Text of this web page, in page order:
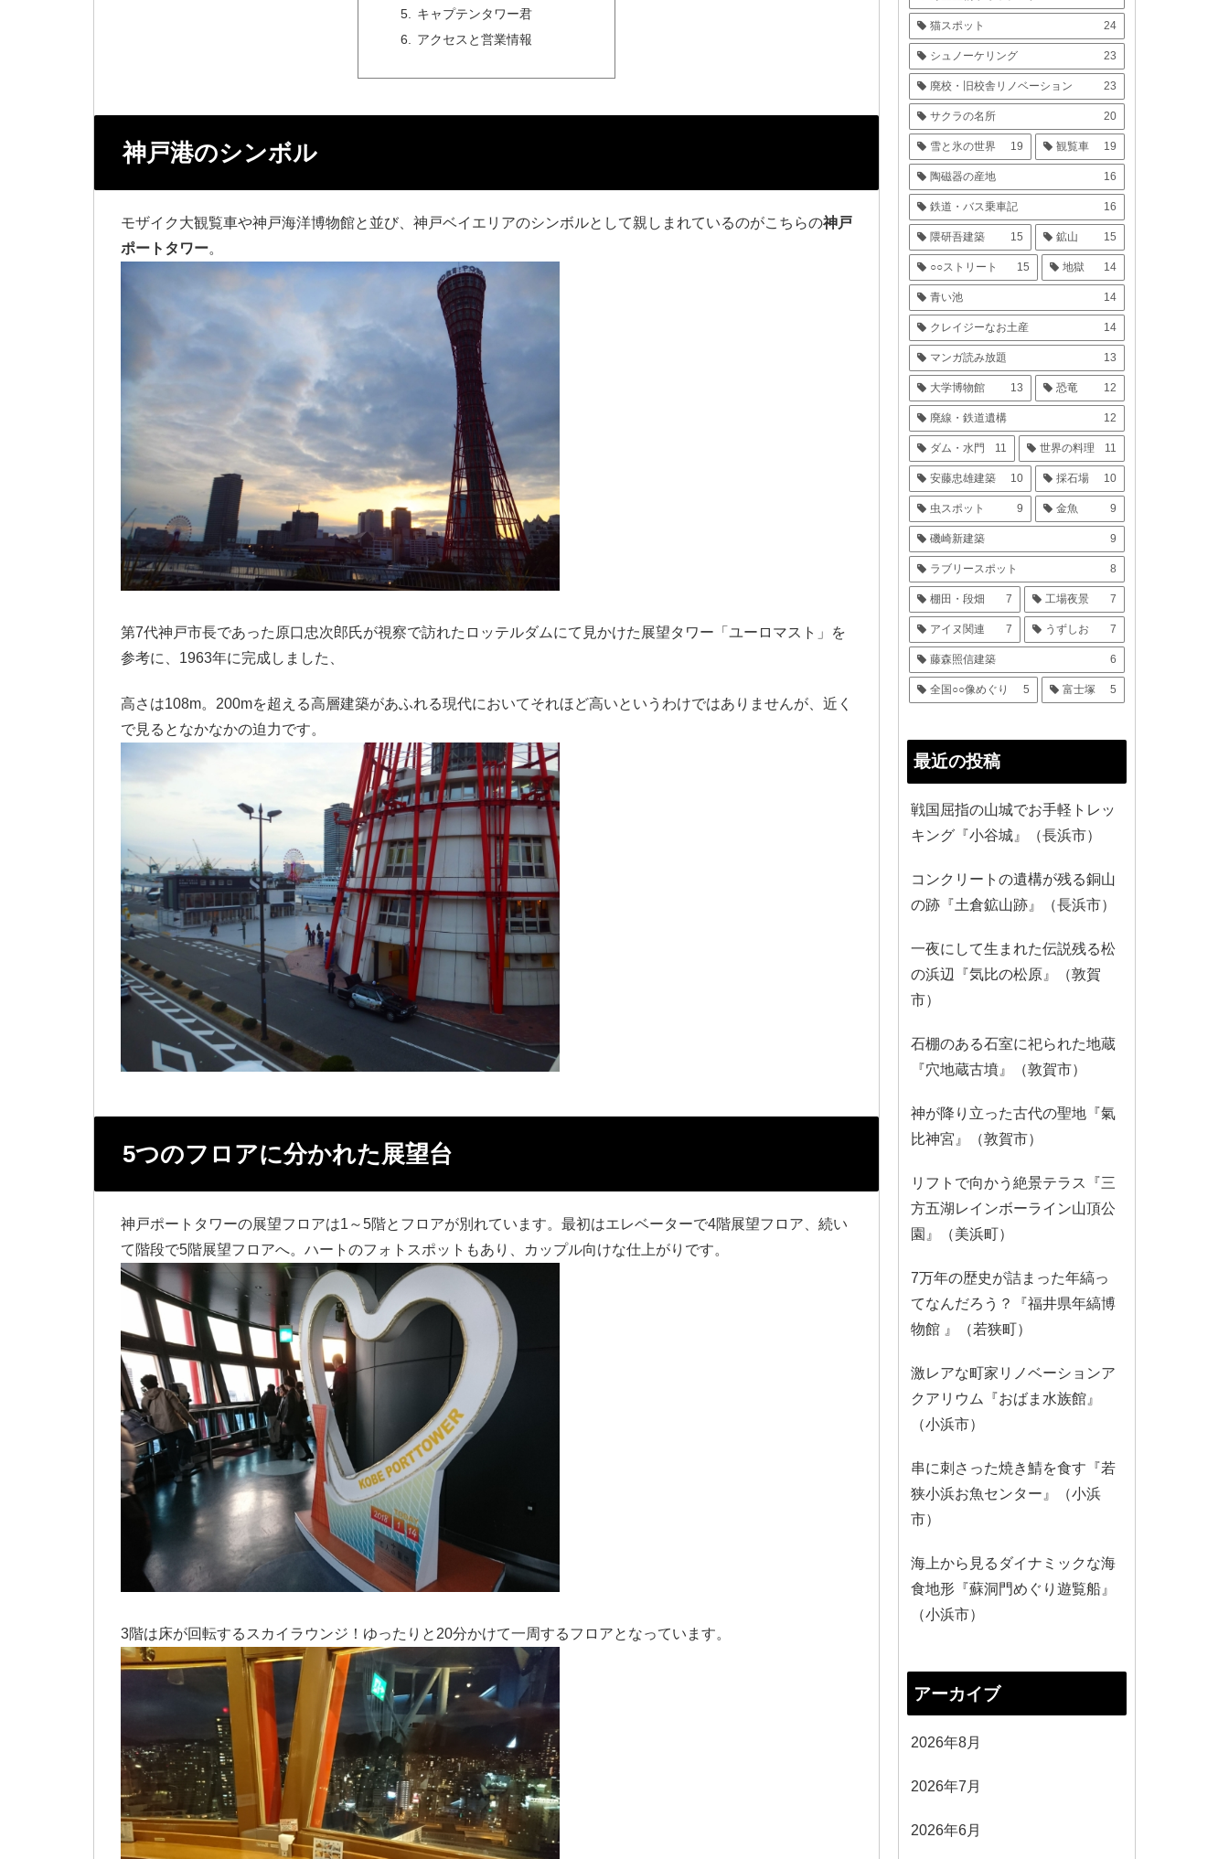
キャプテンタワー君
アクセスと営業情報
神戸港のシンボル
モザイク大観覧車や神戸海洋博物館と並び、神戸ベイエリアのシンボルとして親しまれているのがこちらの神戸
ポートタワー。
第7代神戸市長であった原口忠次郎氏が視察で訪れたロッテルダムにて見かけた展望タワー「ユーロマスト」を
参考に、1963年に完成しました、
高さは108m。200mを超える高層建築があふれる現代においてそれほど高いというわけではありませんが、近く
で見るとなかなかの迫力です。
5つのフロアに分かれた展望台
神戸ポートタワーの展望フロアは1～5階とフロアが別れています。最初はエレベーターで4階展望フロア、続い
て階段で5階展望フロアへ。ハートのフォトスポットもあり、カップル向けな仕上がりです。
3階は床が回転するスカイラウンジ！ゆったりと20分かけて一周するフロアとなっています。
猫スポット 24
シュノーケリング 23
廃校・旧校舎リノベーション 23
サクラの名所 20
雪と氷の世界 19 観覧車 19
陶磁器の産地 16
鉄道・バス乗車記 16
隈研吾建築 15 鉱山 15
○○ストリート 15 地獄 14
青い池 14
クレイジーなお土産 14
マンガ読み放題 13
大学博物館 13 恐竜 12
廃線・鉄道遺構 12
ダム・水門 11 世界の料理 11
安藤忠雄建築 10 採石場 10
虫スポット 9 金魚 9
磯崎新建築 9
ラブリースポット 8
棚田・段畑 7 工場夜景 7
アイヌ関連 7 うずしお 7
藤森照信建築 6
全国○○像めぐり 5 富士塚 5
最近の投稿
戦国屈指の山城でお手軽トレッ
キング『小谷城』（長浜市）
コンクリートの遺構が残る銅山
の跡『土倉鉱山跡』（長浜市）
一夜にして生まれた伝説残る松
の浜辺『気比の松原』（敦賀
市）
石棚のある石室に祀られた地蔵
『穴地蔵古墳』（敦賀市）
神が降り立った古代の聖地『氣
比神宮』（敦賀市）
リフトで向かう絶景テラス『三
方五湖レインボーライン山頂公
園』（美浜町）
7万年の歴史が詰まった年縞っ
てなんだろう？『福井県年縞博
物館 』（若狭町）
激レアな町家リノベーションア
クアリウム『おばま水族館』
（小浜市）
串に刺さった焼き鯖を食す『若
狭小浜お魚センター』（小浜
市）
海上から見るダイナミックな海
食地形『蘇洞門めぐり遊覧船』
（小浜市）
アーカイブ
2026年8月
2026年7月
2026年6月